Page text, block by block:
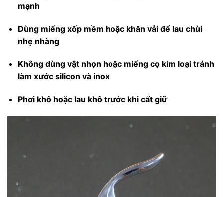
mạnh
Dùng miếng xốp mềm hoặc khăn vải để lau chùi
nhẹ nhàng
Không dùng vật nhọn hoặc miếng cọ kim loại tránh
làm xước silicon và inox
Phơi khô hoặc lau khô trước khi cất giữ